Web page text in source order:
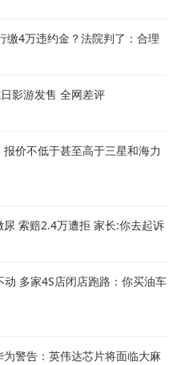
缴4万违约金？法院判了：合理
影游发售 全网差评
价不低于甚至高于三星和海力
索赔2.4万遭拒 家长:你去起诉
多家4S店闭店跑路：你买油车
警告：英伟达芯片将面临大麻